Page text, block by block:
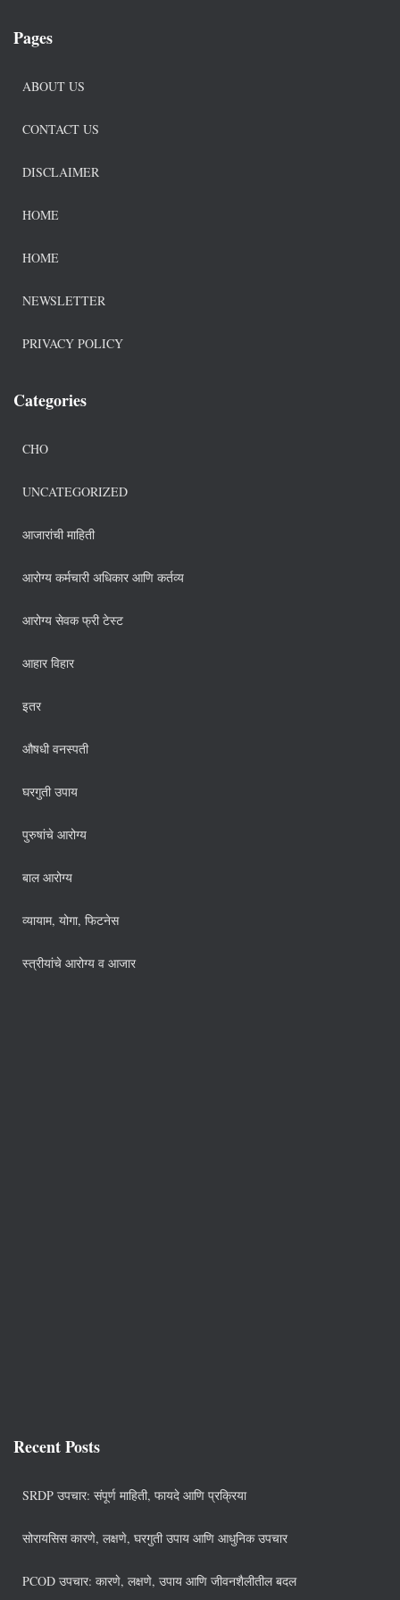
Pages
ABOUT US
CONTACT US
DISCLAIMER
HOME
HOME
NEWSLETTER
PRIVACY POLICY
Categories
CHO
UNCATEGORIZED
आजारांची माहिती
आरोग्य कर्मचारी अधिकार आणि कर्तव्य
आरोग्य सेवक फ्री टेस्ट
आहार विहार
इतर
औषधी वनस्पती
घरगुती उपाय
पुरुषांचे आरोग्य
बाल आरोग्य
व्यायाम, योगा, फिटनेस
स्त्रीयांचे आरोग्य व आजार
Recent Posts
SRDP उपचार: संपूर्ण माहिती, फायदे आणि प्रक्रिया
सोरायसिस कारणे, लक्षणे, घरगुती उपाय आणि आधुनिक उपचार
PCOD उपचार: कारणे, लक्षणे, उपाय आणि जीवनशैलीतील बदल